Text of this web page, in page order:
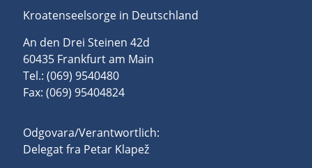
Kroatenseelsorge in Deutschland
An den Drei Steinen 42d
60435 Frankfurt am Main
Tel.: (069) 9540480
Fax: (069) 95404824
Odgovara/Verantwortlich:
Delegat fra Petar Klapež